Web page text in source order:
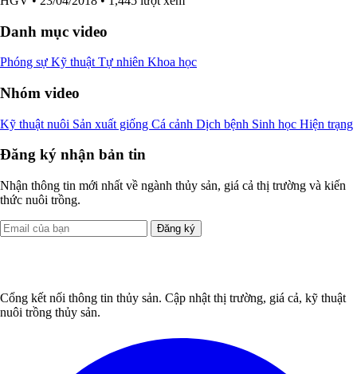
Danh mục video
Phóng sự Kỹ thuật Tự nhiên Khoa học
Nhóm video
Kỹ thuật nuôi Sản xuất giống Cá cảnh Dịch bệnh Sinh học Hiện trạng
Đăng ký nhận bản tin
Nhận thông tin mới nhất về ngành thủy sản, giá cả thị trường và kiến
thức nuôi trồng.
Đăng ký
Cổng kết nối thông tin thủy sản. Cập nhật thị trường, giá cả, kỹ thuật
nuôi trồng thủy sản.